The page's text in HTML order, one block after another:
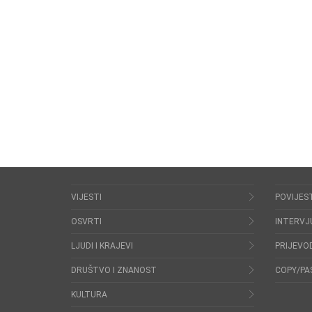
VIJESTI
OSVRTI
LJUDI I KRAJEVI
DRUŠTVO I ZNANOST
KULTURA
COPY/